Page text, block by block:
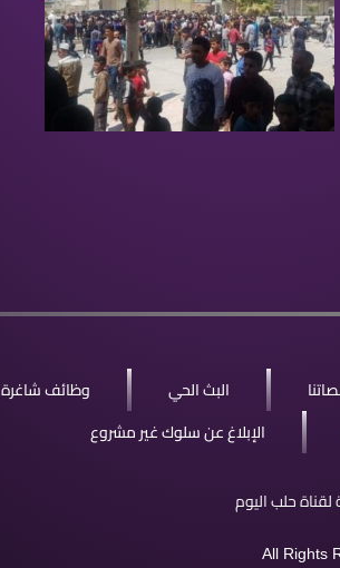
البث الحي وظائف شاغرة
الإبلاغ عن سلوك غير مشروع
حلب اليوم
All Rights